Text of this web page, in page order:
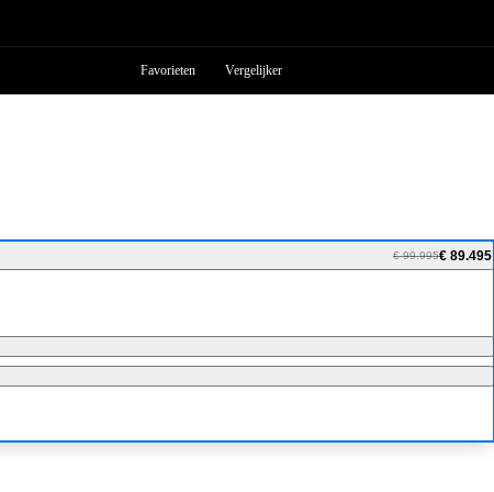
Favorieten Vergelijker
€ 99.995€ 89.495